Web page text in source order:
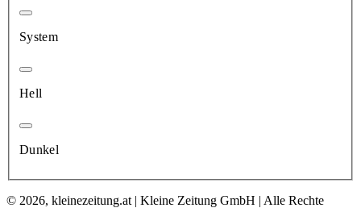
System
Hell
Dunkel
© 2026, kleinezeitung.at | Kleine Zeitung GmbH | Alle Rechte